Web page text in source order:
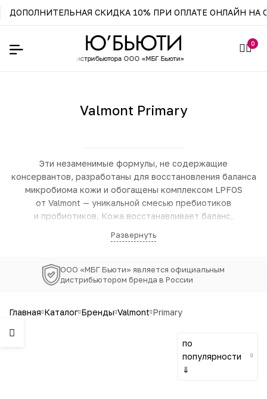
ДОПОЛНИТЕЛЬНАЯ СКИДКА 10% ПРИ ОПЛАТЕ ОНЛАЙН НА
дистрибьютора ООО «МБГ Бьюти»
0
Valmont Primary
Эти незаменимые формулы, не содержащие
консервантов, разработаны для восстановления баланса
микробиома кожи и обогащены комплексом LPFOS
от Valmont — уникальной смесью пребиотиков
и пробиотиков. Кожа восстанавливает баланс,
Развернуть
ООО «МБГ Бьюти» является официальным
дистрибьютором бренда в России
главная каталог бренды valmont primary
по
популярности
⇓